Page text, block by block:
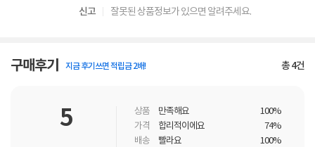
신고 잘못된 상품정보가 있으면 알려주세요.
구매후기 지금 후기쓰면 적립금 2배! 총4건
5 상품 만족해요
100%
가격
합리적이에요
74%
배송
빨라요 100%